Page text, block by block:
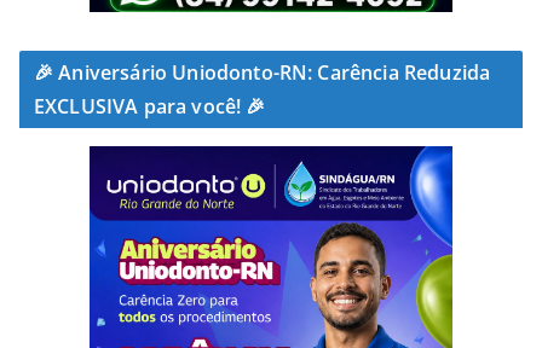
🎉 Aniversário Uniodonto-RN: Carência Reduzida
EXCLUSIVA para você! 🎉